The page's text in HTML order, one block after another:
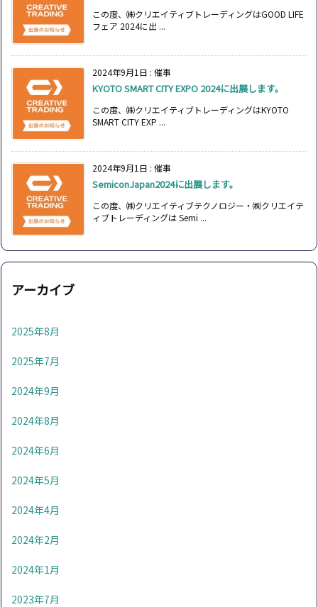
この度、㈱クリエイティブトレーディングはGOOD LIFE
フェア 2024に出 ...
2024年9月1日 : 催事
KYOTO SMART CITY EXPO 2024に出展します。
この度、㈱クリエイティブトレーディングはKYOTO
SMART CITY EXP ...
2024年9月1日 : 催事
SemiconJapan2024に出展します。
この度、㈱クリエイティブテクノロジー・㈱クリエイテ
ィブトレーディングは Semi ...
アーカイブ
2025年8月
2025年7月
2024年9月
2024年8月
2024年6月
2024年5月
2024年4月
2024年2月
2024年1月
2023年7月